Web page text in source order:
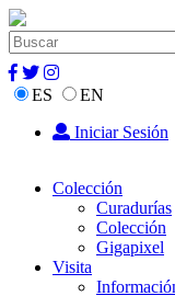
ES
EN
Iniciar Sesión
Colección
Curadurías
Colección
Gigapixel
Visita